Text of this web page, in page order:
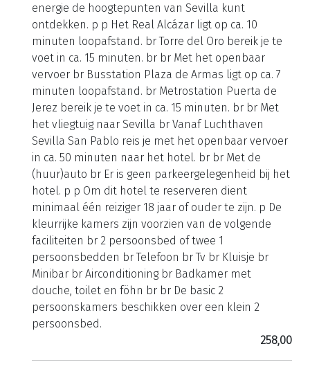
energie de hoogtepunten van Sevilla kunt
ontdekken. p p Het Real Alcázar ligt op ca. 10
minuten loopafstand. br Torre del Oro bereik je te
voet in ca. 15 minuten. br br Met het openbaar
vervoer br Busstation Plaza de Armas ligt op ca. 7
minuten loopafstand. br Metrostation Puerta de
Jerez bereik je te voet in ca. 15 minuten. br br Met
het vliegtuig naar Sevilla br Vanaf Luchthaven
Sevilla San Pablo reis je met het openbaar vervoer
in ca. 50 minuten naar het hotel. br br Met de
(huur)auto br Er is geen parkeergelegenheid bij het
hotel. p p Om dit hotel te reserveren dient
minimaal één reiziger 18 jaar of ouder te zijn. p De
kleurrijke kamers zijn voorzien van de volgende
faciliteiten br 2 persoonsbed of twee 1
persoonsbedden br Telefoon br Tv br Kluisje br
Minibar br Airconditioning br Badkamer met
douche, toilet en föhn br br De basic 2
persoonskamers beschikken over een klein 2
persoonsbed.
258,00